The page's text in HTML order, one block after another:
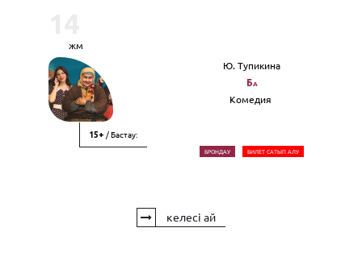
жм
15+ / Бастау:
Ю. Тупикина
Ба
Комедия
БРОНДАУ БИЛЕТ САТЫП АЛУ
келесі ай